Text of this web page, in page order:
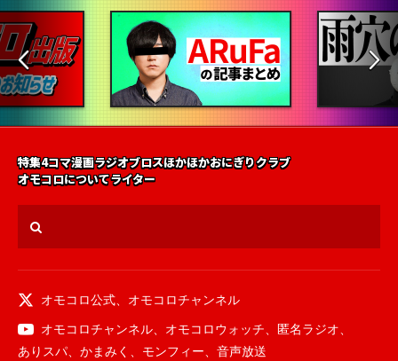
特集4コマ漫画ラジオブロスほかほかおにぎりクラブ
オモコロについてライター
オモコロ公式、 オモコロチャンネル
オモコロチャンネル、 オモコロウォッチ、 匿名ラジオ、
ありスパ、 かまみく 、 モンフィー、 音声放送